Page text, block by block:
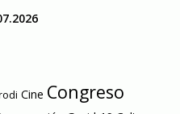
Cine Congreso